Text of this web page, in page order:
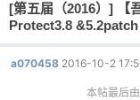
吾 »
[第五届（2016）]
【
Protect3.8
a070458 2016-10-2
本帖最后